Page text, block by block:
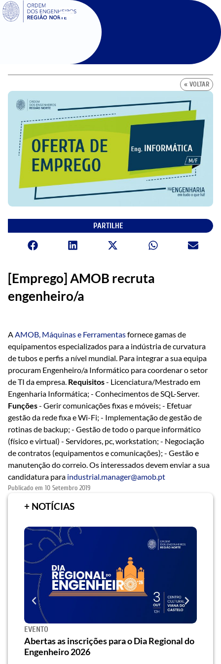
SIGOE
« VOLTAR
PARTILHE
[Emprego] AMOB recruta
engenheiro/a
A AMOB, Máquinas e Ferramentasfornece gamas de
equipamentos especializados para a indústria de curvatura
de tubos e perfis a nível mundial. Para integrar a sua equipa
procuram Engenheiro/a Informático para coordenar o setor
de TI da empresa. Requisitos- Licenciatura/Mestrado em
Engenharia Informática; - Conhecimentos de SQL-Server.
Funções- Gerir comunicações fixas e móveis; - Efetuar
gestão da rede fixa e Wi-Fi; - Implementação de gestão de
rotinas de backup; - Gestão de todo o parque informático
(físico e virtual) - Servidores, pc, workstation; - Negociação
de contratos (equipamentos e comunicações); - Gestão e
manutenção do correio. Os interessados devem enviar a sua
candidatura para industrial.manager@amob.pt
Publicado em 10 Setembro 2019
+ NOTÍCIAS
EVENTO
Abertas as inscrições para o Dia Regional do
Engenheiro 2026